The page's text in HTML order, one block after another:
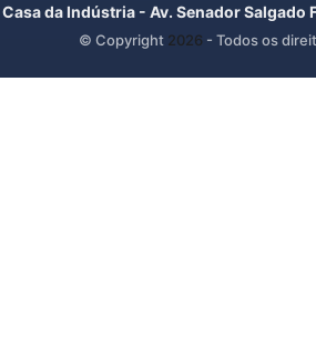
Casa da Indústria - Av. Senador
© Copyright 2026 - Todos os